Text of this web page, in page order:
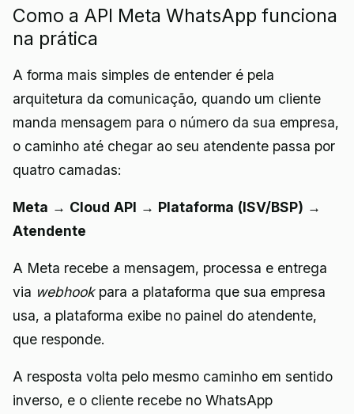
Como a API Meta WhatsApp funciona
na prática
A forma mais simples de entender é pela
arquitetura da comunicação, quando um cliente
manda mensagem para o número da sua empresa,
o caminho até chegar ao seu atendente passa por
quatro camadas:
Meta → Cloud API → Plataforma (ISV/BSP) →
Atendente
A Meta recebe a mensagem, processa e entrega
via webhookpara a plataforma que sua empresa
usa, a plataforma exibe no painel do atendente,
que responde.
A resposta volta pelo mesmo caminho em sentido
inverso, e o cliente recebe no WhatsApp